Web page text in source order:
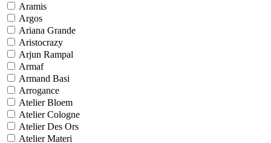
Aramis
Argos
Ariana Grande
Aristocrazy
Arjun Rampal
Armaf
Armand Basi
Arrogance
Atelier Bloem
Atelier Cologne
Atelier Des Ors
Atelier Materi